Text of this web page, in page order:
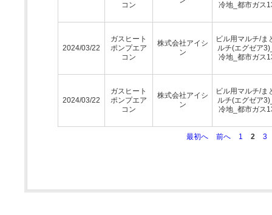
コン 冷地_都市ガス
2024/03/22
ガスヒート
ポンプエア
コン
株式会社アイシ
ン
ビル用マルチ/ま
ルチ(エグゼア
冷地_都市ガス
2024/03/22
ガスヒート
ポンプエア
コン
株式会社アイシ
ン
ビル用マルチ/ま
ルチ(エグゼア
冷地_都市ガス
最初へ 前へ 1 2 3